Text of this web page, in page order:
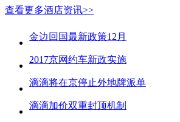
查看更多酒店资讯>>
金边回国最新政策12月
2017京网约车新政实施
滴滴将在京停止外地牌派单
滴滴加价双重封顶机制